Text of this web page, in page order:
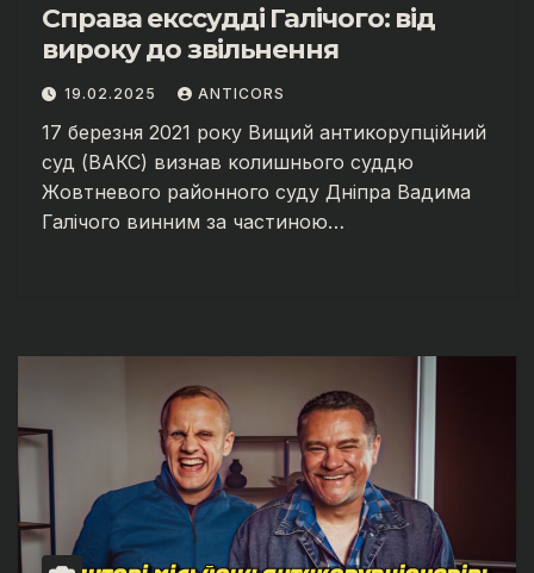
Справа екссудді Галічого: від
вироку до звільнення
19.02.2025 ANTICORS
17 березня 2021 року Вищий антикорупційний
суд (ВАКС) визнав колишнього суддю
Жовтневого районного суду Дніпра Вадима
Галічого винним за частиною…